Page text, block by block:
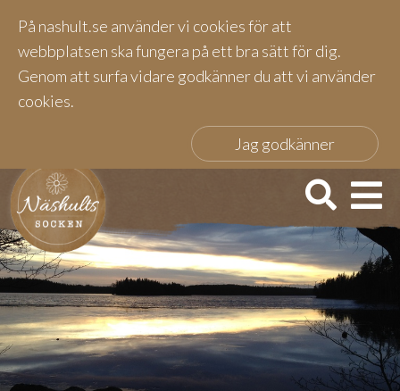
På nashult.se använder vi cookies för att
webbplatsen ska fungera på ett bra sätt för dig.
Genom att surfa vidare godkänner du att vi använder
cookies.
Jag godkänner